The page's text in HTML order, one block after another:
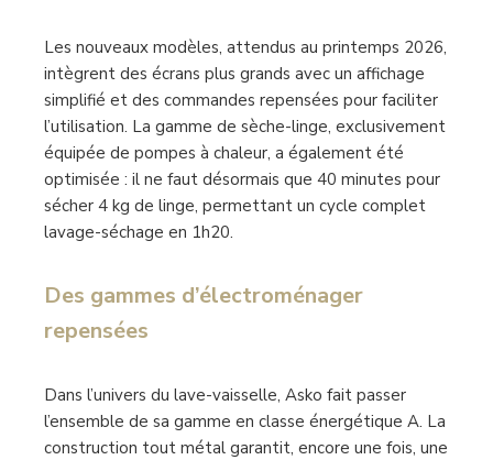
Les nouveaux modèles, attendus au printemps 2026,
intègrent des écrans plus grands avec un affichage
simplifié et des commandes repensées pour faciliter
l’utilisation. La gamme de sèche-linge, exclusivement
équipée de pompes à chaleur, a également été
optimisée : il ne faut désormais que 40 minutes pour
sécher 4 kg de linge, permettant un cycle complet
lavage-séchage en 1h20.
Des gammes d’électroménager
repensées
Dans l’univers du lave-vaisselle, Asko fait passer
l’ensemble de sa gamme en classe énergétique A. La
construction tout métal garantit, encore une fois, une